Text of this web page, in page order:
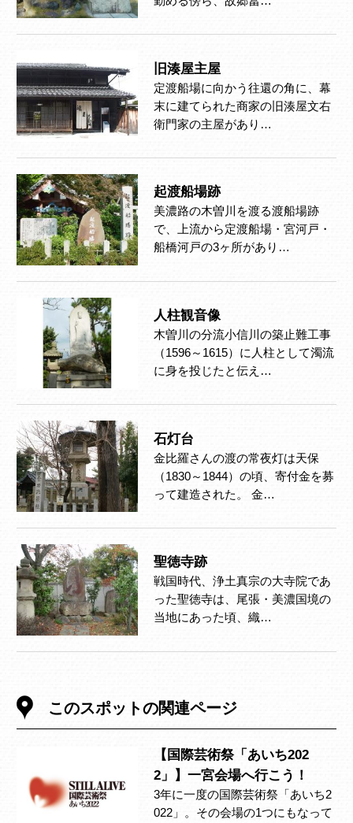
旧湊屋主屋
定渡船場に向かう往還の角に、幕
末に建てられた商家の旧湊屋文右
衛門家の主屋があり…
起渡船場跡
美濃路の木曽川を渡る渡船場跡
で、上流から定渡船場・宮河戸・
船橋河戸の3ヶ所があり…
人柱観音像
木曽川の分流小信川の築止難工事
（1596～1615）に人柱として濁流
に身を投じたと伝え…
石灯台
金比羅さんの渡の常夜灯は天保
（1830～1844）の頃、寄付金を募
って建造された。 金…
聖徳寺跡
戦国時代、浄土真宗の大寺院であ
った聖徳寺は、尾張・美濃国境の
当地にあった頃、織…
このスポットの関連ページ
【国際芸術祭「あいち202
2」】一宮会場へ行こう！
3年に一度の国際芸術祭「あいち2
022」。その会場の1つにもなって